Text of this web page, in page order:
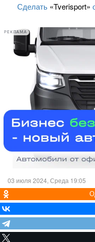
Сделать «Tverisport»
РЕКЛАМА
03 июля 2024, Среда 19:05